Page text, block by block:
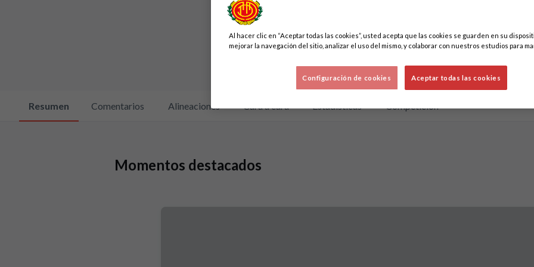
Resumen Comentarios Alineaciones Cara a cara Estadísticas Competición
Momentos destacados
Al hacer clic en “Aceptar todas las cookies”, usted acepta que las cookies se guarden en su
mejorar la navegación del sitio, analizar el uso del mismo, y colaborar con nuestros estudios para
Aceptar todas las cookies
Configuración de cookies